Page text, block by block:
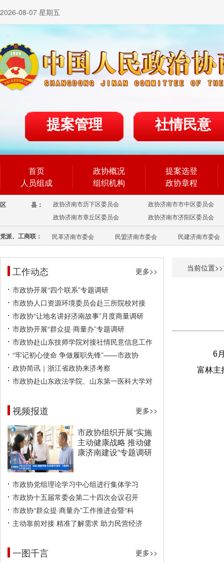
2026-08-07 星期五
提案管理 社情民意
首页
人员组成
政协概况
组织机构
提案选登
政协章程
区 县： 政协济南市历下区委员会
政协济南市市中区委员会
政协济南市章丘区委员会
政协济南市济阳区委员会
党派、工商联： 民革济南市委会 民盟济南市委会 民建济南市委会
工作动态
更多>>
市政协开展“四个联系”专题调研
市政协人口资源环境委员会赴三所院校对接
市政协“让地名讲好济南故事”月度商量调研
市政协开展“群众提·商量办”专题调研
市政协赴山东技师学院对接社情民意信息工作
“牢记初心使命 争做履职先锋”——市政协
政协简讯｜浙江省政协来济考察
市政协赴山东政法学院、山东第一医科大学对
视频报道 更多>>
市政协组织开展“实施
主动健康战略 推动健
康济南建设”专题调研
市政协党组理论学习中心组进行集体学习
市政协十五届常委会第二十四次会议召开
市政协“群众提·商量办”工作推进会暨“科
主动靠前对接 精准了解需求 助力民营经济
一图千言 更多>>
当前位置>>
6
富林主